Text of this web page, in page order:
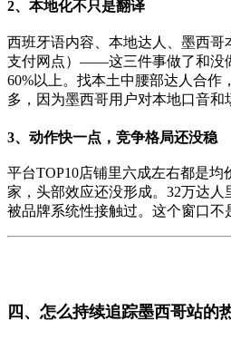
2、本地化不只是翻译
西班牙语内容、本地达人、墨西哥
支付网点）——这三件事做了和没
60%以上。找本土中腰部达人合作
多，因为墨西哥用户对本地口音和
3、动作快一点，竞争格局还没稳
平台TOP10店铺里六成左右都是均
家，头部效应还没形成。32万达
被品牌系统性接触过。这个窗口不
四、怎么持续追踪墨西哥站的